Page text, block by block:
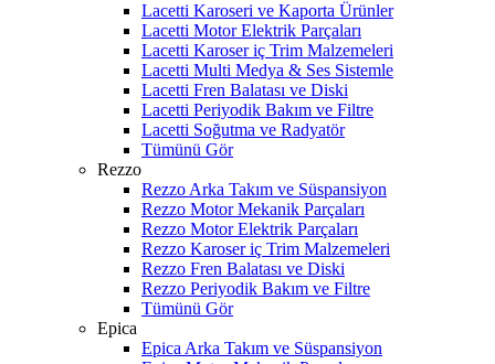
Lacetti Karoseri ve Kaporta Ürünler
Lacetti Motor Elektrik Parçaları
Lacetti Karoser iç Trim Malzemeleri
Lacetti Multi Medya & Ses Sistemle
Lacetti Fren Balatası ve Diski
Lacetti Periyodik Bakım ve Filtre
Lacetti Soğutma ve Radyatör
Tümünü Gör
Rezzo
Rezzo Arka Takım ve Süspansiyon
Rezzo Motor Mekanik Parçaları
Rezzo Motor Elektrik Parçaları
Rezzo Karoser iç Trim Malzemeleri
Rezzo Fren Balatası ve Diski
Rezzo Periyodik Bakım ve Filtre
Tümünü Gör
Epica
Epica Arka Takım ve Süspansiyon